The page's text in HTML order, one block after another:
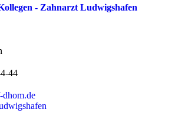
- Zahnarzt Ludwigshafen
44
dhom.de